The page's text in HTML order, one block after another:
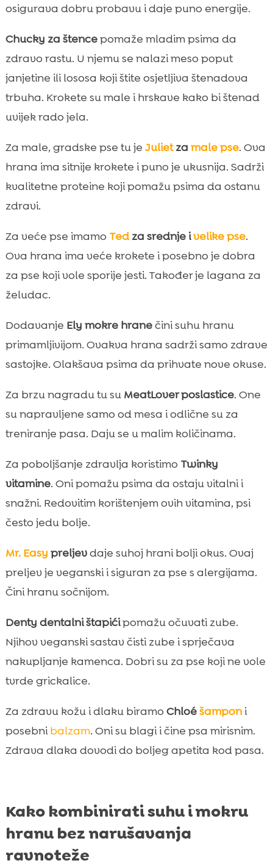
osigurava dobru probavu i daje puno energije.
Chucky za štencepomaže mladim psima da
zdravo rastu. U njemu se nalazi meso poput
janjetine ili lososa koji štite osjetljiva štenadova
trbuha. Krokete su male i hrskave kako bi štenad
uvijek rado jela.
Za male, gradske pse tu je Julietza male pse. Ova
hrana ima sitnije krokete i puno je ukusnija. Sadrži
kvalitetne proteine koji pomažu psima da ostanu
zdravi.
Za veće pse imamo Tedza srednje ivelike pse.
Ova hrana ima veće krokete i posebno je dobra
za pse koji vole sporije jesti. Također je lagana za
želudac.
Dodavanje Ely mokre hranečini suhu hranu
primamljivijom. Ovakva hrana sadrži samo zdrave
sastojke. Olakšava psima da prihvate nove okuse.
Za brzu nagradu tu su MeatLover poslastice. One
su napravljene samo od mesa i odlične su za
treniranje pasa. Daju se u malim količinama.
Za poboljšanje zdravlja koristimo Twinky
vitamine. Oni pomažu psima da ostaju vitalni i
snažni. Redovitim korištenjem ovih vitamina, psi
često jedu bolje.
Mr. Easy preljevdaje suhoj hrani bolji okus. Ovaj
preljev je veganski i siguran za pse s alergijama.
Čini hranu sočnijom.
Denty dentalni štapićipomažu očuvati zube.
Njihov veganski sastav čisti zube i sprječava
nakupljanje kamenca. Dobri su za pse koji ne vole
tvrde grickalice.
Za zdravu kožu i dlaku biramo Chloéšamponi
posebnibalzam. Oni su blagi i čine psa mirisnim.
Zdrava dlaka dovodi do boljeg apetita kod pasa.
Kako kombinirati suhu i mokru
hranu bez narušavanja
ravnoteže